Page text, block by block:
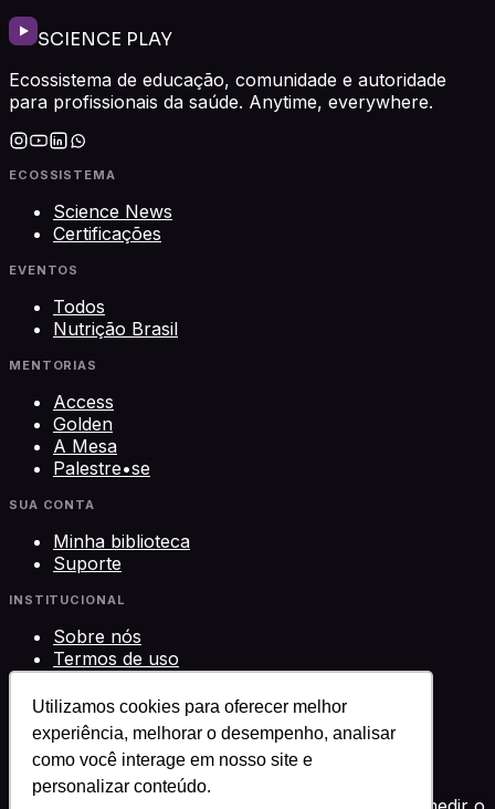
Utilizamos cookies para oferecer melhor
experiência, melhorar o desempenho, analisar
como você interage em nosso site e
personalizar conteúdo.
SCIENCE PLAY
Ecossistema de educação, comunidade e autoridade
para profissionais da saúde. Anytime, everywhere.
ECOSSISTEMA
Science News
Certificações
EVENTOS
Todos
Nutrição Brasil
MENTORIAS
Access
Golden
A Mesa
Palestre•se
SUA CONTA
Minha biblioteca
Suporte
INSTITUCIONAL
Sobre nós
Termos de uso
Privacidade
Contato
2026Science Play Cursos LTDA · CNPJ
33.612.911/0001-29 · Brasília, DFScience Play®